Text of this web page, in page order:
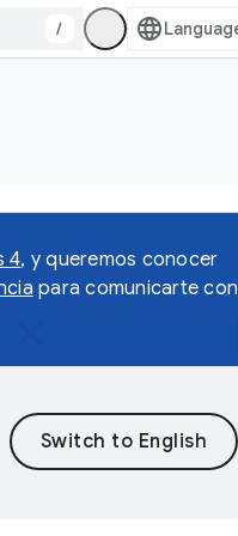
/
4, y queremos conocer
para comunicarte con